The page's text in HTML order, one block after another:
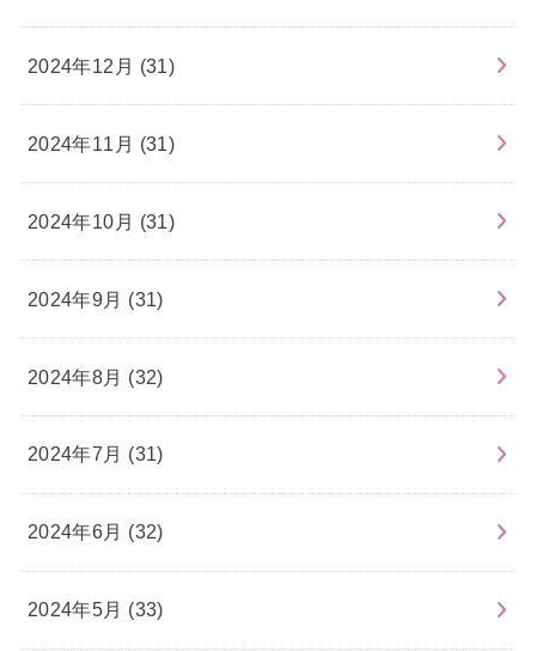
2024年12月 (31)
2024年11月 (31)
2024年10月 (31)
2024年9月 (31)
2024年8月 (32)
2024年7月 (31)
2024年6月 (32)
2024年5月 (33)